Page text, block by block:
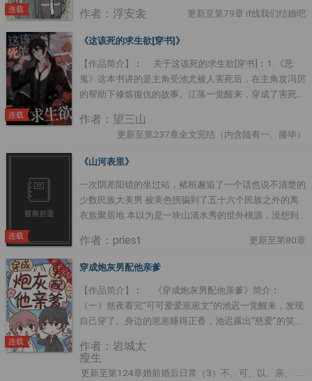
着攻 3、双洁，架空 封面画手：ARowe ....
连载
的演员和爱豆更是层出不穷，小尾巴一样跟在他身后。封
凌逐渐暴躁，而沈淮始终冷冷清清，不对他做任何明确回
领域，不给任何人看时，他刷两人cp超话，刷到了让他
瞳孔地震的东西。“啊啊啊钓系沈淮又开始 ....
作者：浮安衾 更新至第79章 if线我们结婚吧
连载
《这该死的求生欲[穿书]》
【作品简介】︰ 关于这该死的求生欲[穿书]︰1.《恶
鬼》这本书讲的是主角受池尤被人害死后，在主角攻冯厉
的帮助下修炼復仇的故事。江落一觉醒来，穿成了害死主
身害死。葬礼上，江落被人推到了棺材前。眼前的主角受
遗容安静，嘴角还带着笑。江落却知道身边有一个恶鬼正
阴森森地看着他，想要将他折磨致死。求生欲沖到了临界
流过他漂亮的脸庞，“池尤，我好爱你，求求你 ....
作者：望三山
更新至第237章全文完结（内含陆有一、滕毕）
连载
《山河表里》
一次阴差阳错的坐过站，褚桓邂逅了一个话也说不清楚的
少数民族大美男 被美色拐骗到了五十六个民族之外的离
衣族聚居地 本以为是一块山清水秀的世外桃源，没想到
CP：先出来的是受 双向暗恋 扫雷：背景不科学，人物不
科学，相关动植物不科学 ----------------------- 又一篇不知道
品：《大哥》、《七爷》、《天涯客》、《镇魂》、《坏
道》、《六爻》....
作者：priest 更新至第80章
连载
穿成炮灰男配他亲爹
【作品简介】︰ 《穿成炮灰男配他亲爹》简介︰
（一）熬夜看完“可可爱爱崽崽文”的池迟一觉醒来，发现
自己穿了。身边的崽崽睡得正香，池迟露出“慈爱”的笑
崽崽睁开眼楮。“爸爸，小茶还想再睡一会儿。”小茶，霍
小茶。虽然出身豪门，却是爹不疼娘不爱的豪门私生子。
作者：岩城太
瘦生
更新至第124章婚前婚后日常（3）不、可、以、亲、……